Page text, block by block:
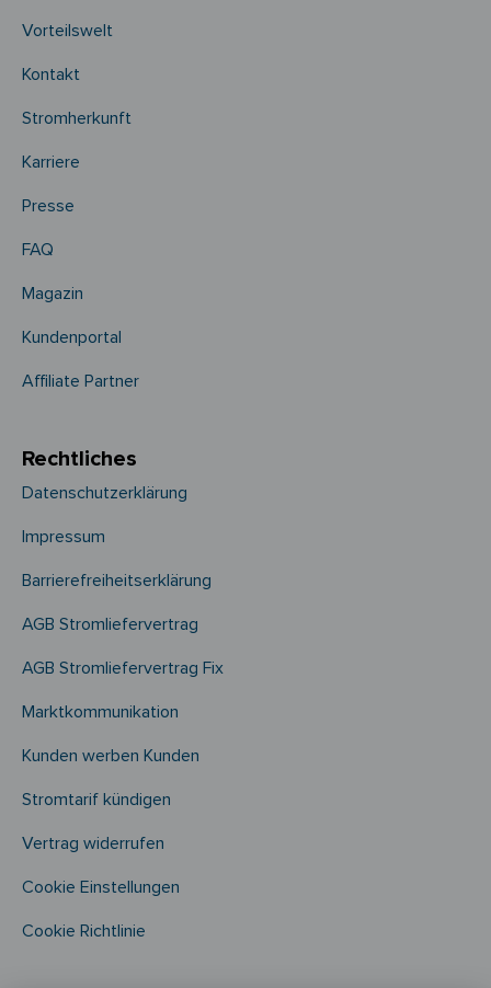
Vorteilswelt
Kontakt
Stromherkunft
Karriere
Presse
FAQ
Magazin
Kundenportal
Affiliate Partner
Rechtliches
Datenschutzerklärung
Impressum
Barrierefreiheitserklärung
AGB Stromliefervertrag
AGB Stromliefervertrag Fix
Marktkommunikation
Kunden werben Kunden
Stromtarif kündigen
Vertrag widerrufen
Cookie Einstellungen
Cookie Richtlinie​